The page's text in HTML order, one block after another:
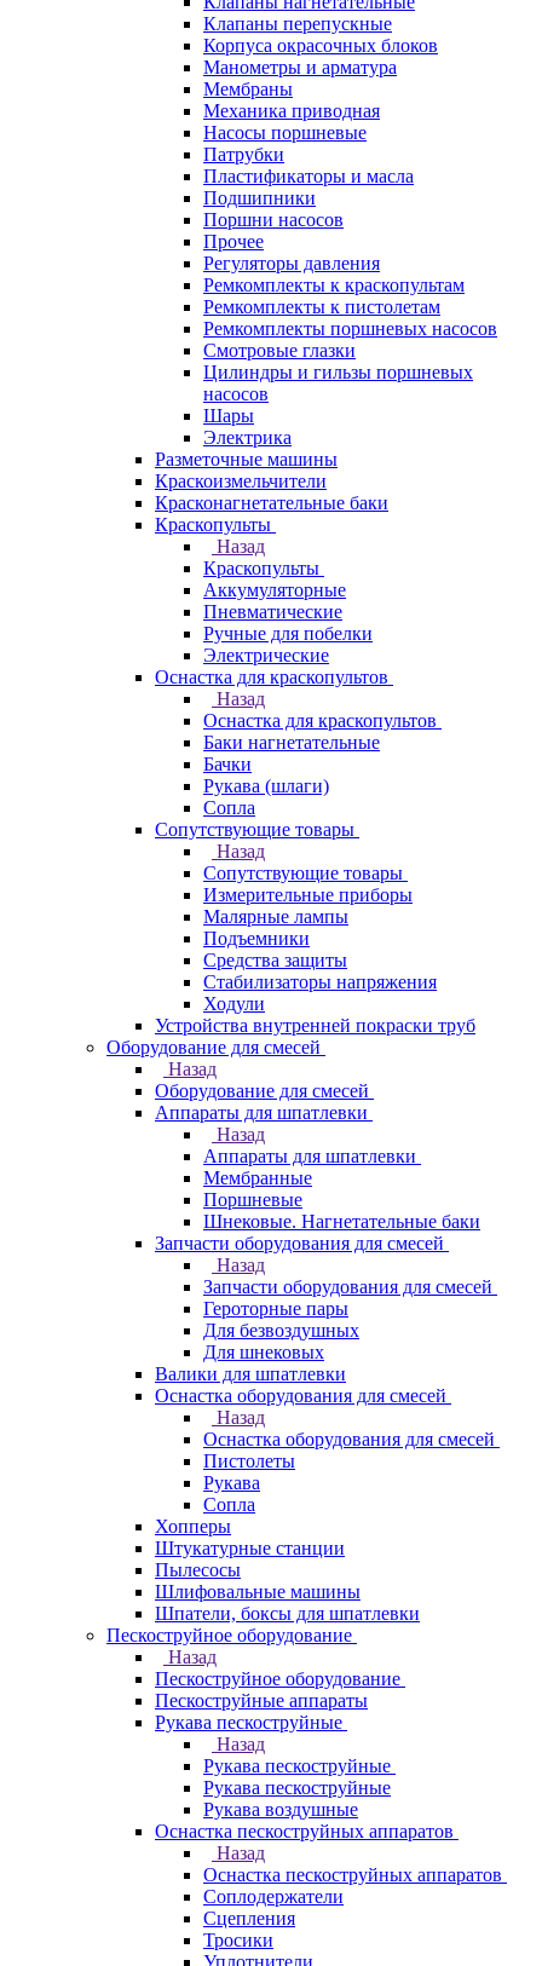
Клапаны перепускные
Корпуса окрасочных блоков
Манометры и арматура
Мембраны
Механика приводная
Насосы поршневые
Патрубки
Пластификаторы и масла
Подшипники
Поршни насосов
Прочее
Регуляторы давления
Ремкомплекты к краскопультам
Ремкомплекты к пистолетам
Ремкомплекты поршневых насосов
Смотровые глазки
Цилиндры и гильзы поршневых
насосов
Шары
Электрика
Разметочные машины
Краскоизмельчители
Красконагнетательные баки
Краскопульты
Назад
Краскопульты
Аккумуляторные
Пневматические
Ручные для побелки
Электрические
Оснастка для краскопультов
Назад
Оснастка для краскопультов
Баки нагнетательные
Бачки
Рукава (шлаги)
Сопла
Сопутствующие товары
Назад
Сопутствующие товары
Измерительные приборы
Малярные лампы
Подъемники
Средства защиты
Стабилизаторы напряжения
Ходули
Устройства внутренней покраски труб
Оборудование для смесей
Назад
Оборудование для смесей
Аппараты для шпатлевки
Назад
Аппараты для шпатлевки
Мембранные
Поршневые
Шнековые. Нагнетательные баки
Запчасти оборудования для смесей
Назад
Запчасти оборудования для смесей
Героторные пары
Для безвоздушных
Для шнековых
Валики для шпатлевки
Оснастка оборудования для смесей
Назад
Оснастка оборудования для смесей
Пистолеты
Рукава
Сопла
Хопперы
Штукатурные станции
Пылесосы
Шлифовальные машины
Шпатели, боксы для шпатлевки
Пескоструйное оборудование
Назад
Пескоструйное оборудование
Пескоструйные аппараты
Рукава пескоструйные
Назад
Рукава пескоструйные
Рукава пескоструйные
Рукава воздушные
Оснастка пескоструйных аппаратов
Назад
Оснастка пескоструйных аппаратов
Соплодержатели
Сцепления
Тросики
Уплотнители